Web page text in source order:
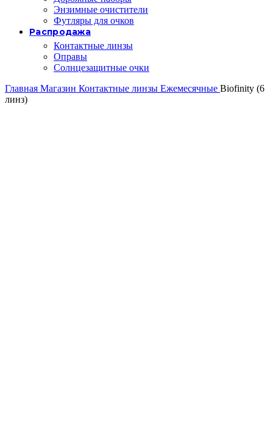
Энзимные очистители
Футляры для очков
Распродажа
Контактные линзы
Оправы
Солнцезащитные очки
Главная Магазин Контактные линзы Ежемесячные Biofinity (6
линз)